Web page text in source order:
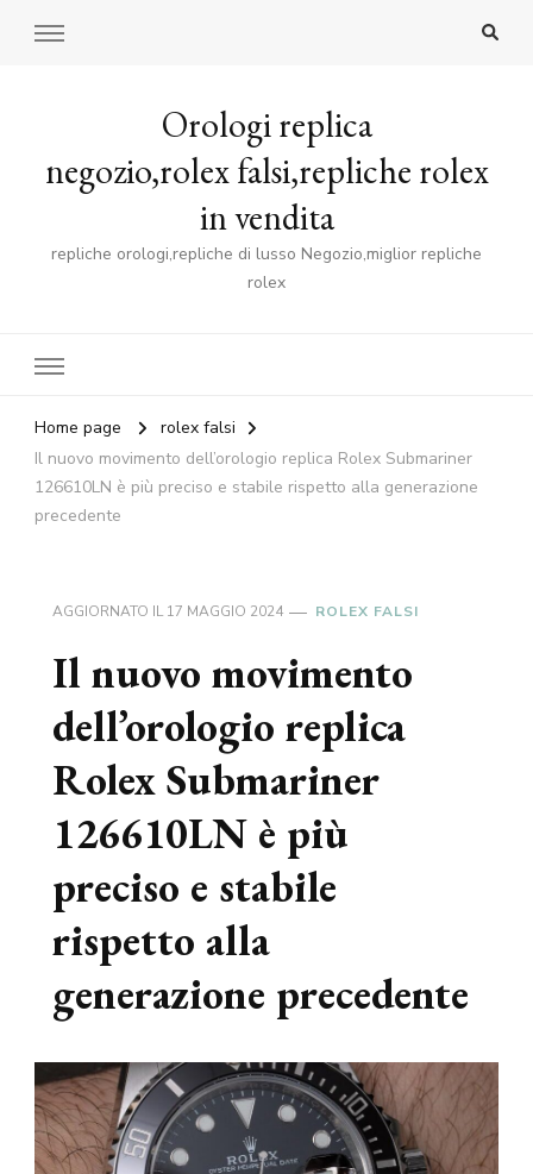
Orologi replica
negozio,rolex falsi,repliche rolex
in vendita
repliche orologi,repliche di lusso Negozio,miglior repliche
rolex
Home page
rolex falsi
Il nuovo movimento dell’orologio replica Rolex Submariner
126610LN è più preciso e stabile rispetto alla generazione
precedente
AGGIORNATO IL17 MAGGIO 2024 ROLEX FALSI
Il nuovo movimento
dell’orologio replica
Rolex Submariner
126610LN è più
preciso e stabile
rispetto alla
generazione precedente